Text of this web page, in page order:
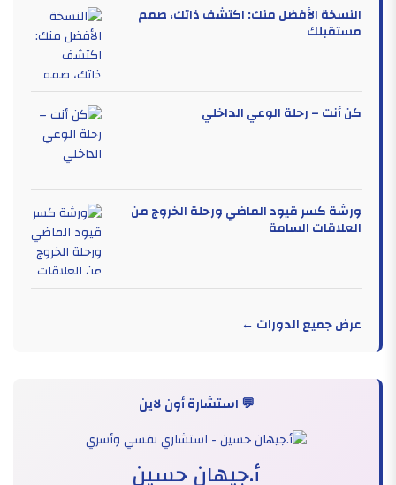
النسخة الأفضل منك: اكتشف ذاتك، صمم
مستقبلك
كن أنت – رحلة الوعي الداخلي
ورشة كسر قيود الماضي ورحلة الخروج من
العلاقات السامة
عرض جميع الدورات ←
💬 استشارة أون لاين
أ.جيهان حسين